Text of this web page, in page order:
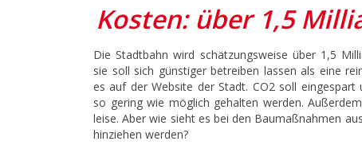
Kosten: über 1,5
Die Stadtbahn wird schätzungsweise über 1,5
sie soll sich günstiger betreiben lassen als eine
es auf der Website der Stadt. CO2 soll eingespart
so gering wie möglich gehalten werden.
leise. Aber wie sieht es bei den Baumaßnahmen
hinziehen werden?